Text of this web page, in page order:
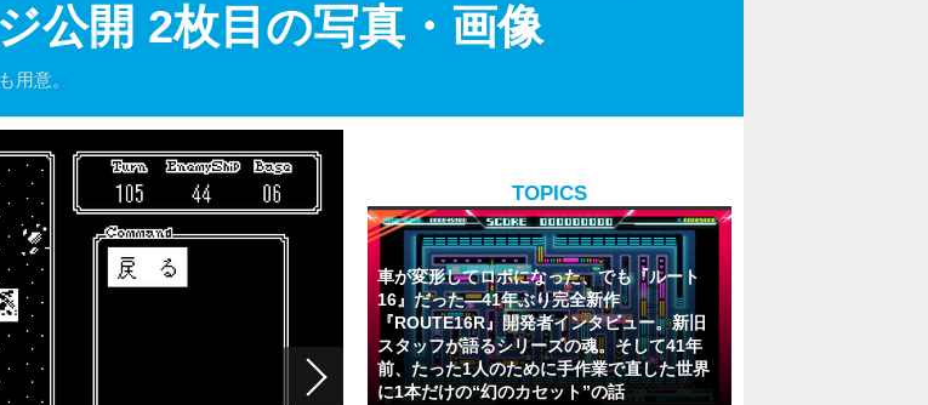
公開 2枚目の写真・画像
用意。
TOPICS
車が変形してロボになった、でも『ルート
16』だった―41年ぶり完全新作
『ROUTE16R』開発者インタビュー。新旧
スタッフが語るシリーズの魂。そして41年
前、たった1人のために手作業で直した世界
に1本だけの“幻のカセット”の話